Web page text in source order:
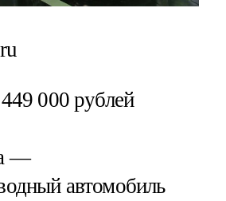
000 рублей
—
автомобиль